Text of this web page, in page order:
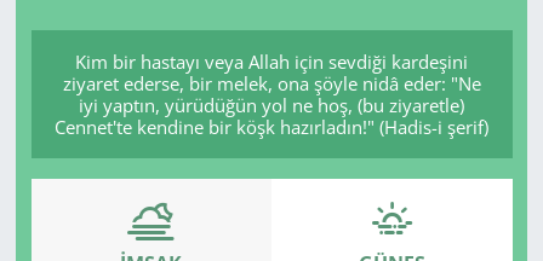
Kim bir hastayı veya Allah için sevdiği kardeşini
ziyaret ederse, bir melek, ona şöyle nidâ eder: "Ne
iyi yaptın, yürüdüğün yol ne hoş, (bu ziyaretle)
Cennet'te kendine bir köşk hazırladın!" (Hadis-i şerif)